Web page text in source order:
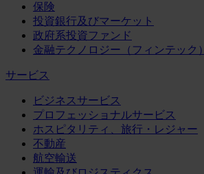
保険
投資銀行及びマーケット
政府系投資ファンド
金融テクノロジー（フィンテック）
サービス
ビジネスサービス
プロフェッショナルサービス
ホスピタリティ、旅行・レジャー
不動産
航空輸送